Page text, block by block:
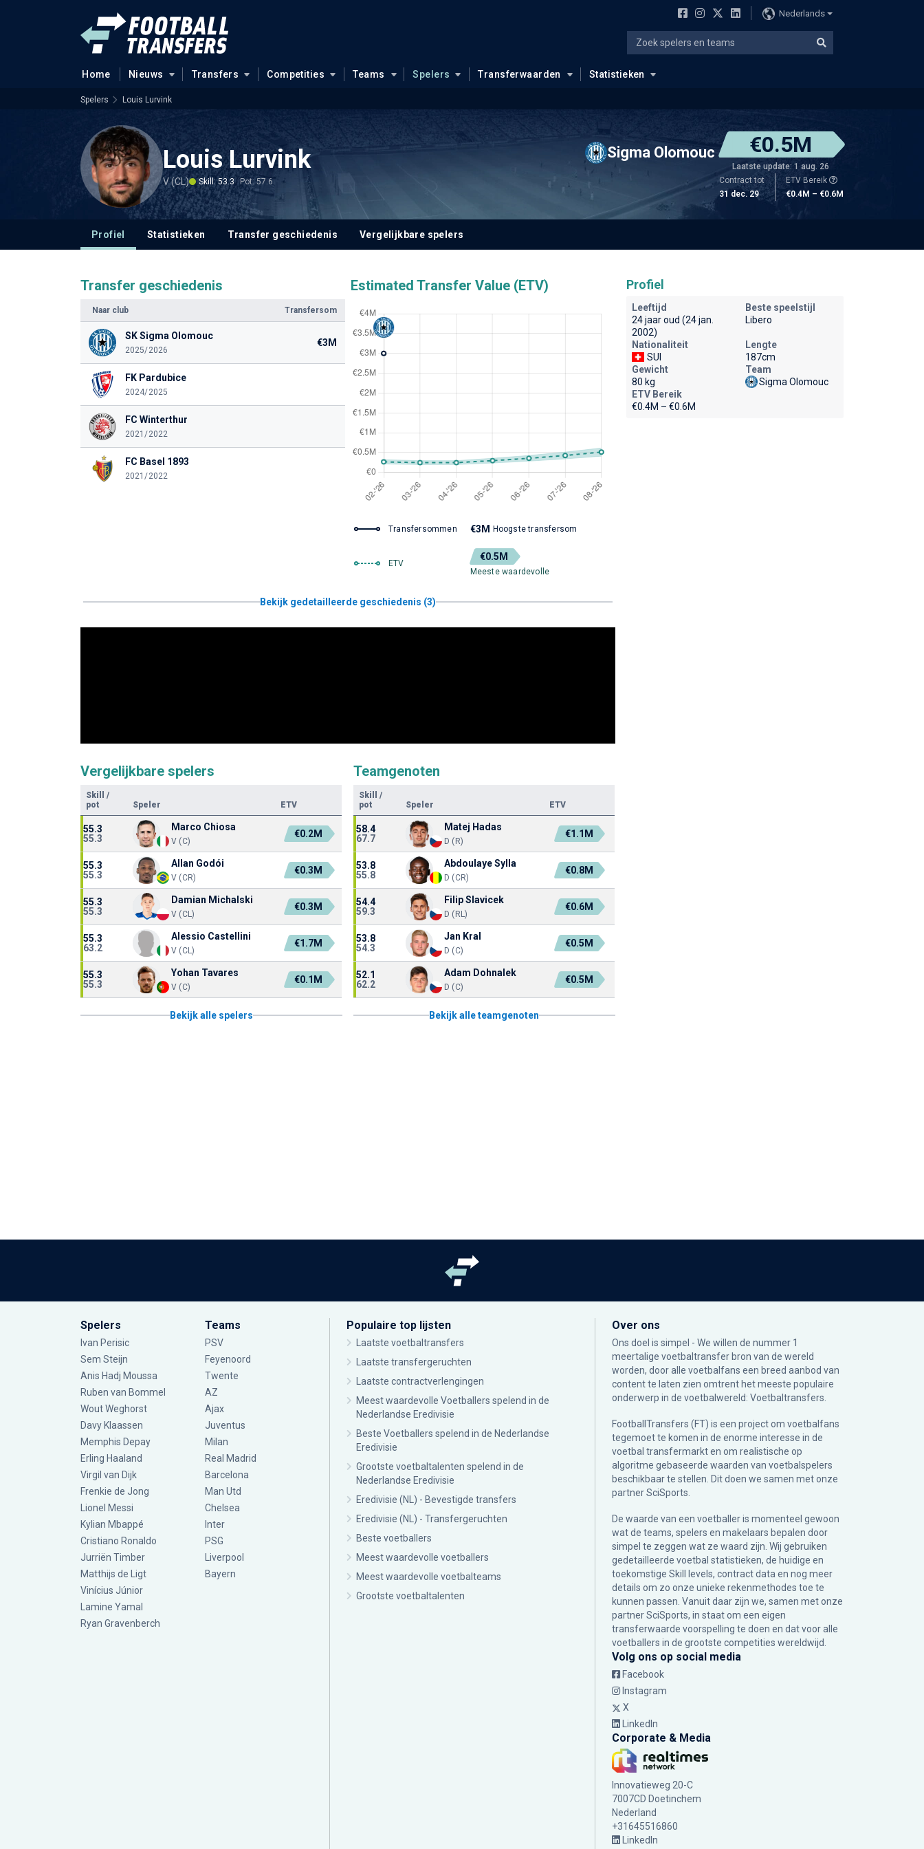
Nederlands
Home Nieuws Transfers Competities Teams Spelers Transferwaarden Statistieken
Spelers Louis Lurvink
Louis Lurvink
V (CL) Skill: 53.3 Pot: 57.6
Sigma Olomouc €0.5M
Laatste update: 1 aug. 26
Contract tot
31 dec. 29
ETV Bereik
€0.4M – €0.6M
Profiel Statistieken Transfer geschiedenis Vergelijkbare spelers
Transfer geschiedenis
Naar club Transfersom
SK Sigma Olomouc
2025/2026
€3M
FK Pardubice
2024/2025
FC Winterthur
2021/2022
FC Basel 1893
2021/2022
Estimated Transfer Value (ETV)
Transfersommen €3M Hoogste transfersom
ETV
€0.5M
Meeste waardevolle
Bekijk gedetailleerde geschiedenis (3)
Vergelijkbare spelers
Skill
/
pot
Speler ETV
55.3
55.3
Marco Chiosa
V (C)
€0.2M
55.3
55.3
Allan Godói
V (CR)
€0.3M
55.3
55.3
Damian Michalski
V (CL)
€0.3M
55.3
63.2
Alessio Castellini
V (CL)
€1.7M
55.3
55.3
Yohan Tavares
V (C)
€0.1M
Bekijk alle spelers
Teamgenoten
Skill
/
pot
Speler ETV
58.4
67.7
Matej Hadas
D (R)
€1.1M
53.8
55.8
Abdoulaye Sylla
D (CR)
€0.8M
54.4
59.3
Filip Slavicek
D (RL)
€0.6M
53.8
54.3
Jan Kral
D (C)
€0.5M
52.1
62.2
Adam Dohnalek
D (C)
€0.5M
Bekijk alle teamgenoten
Profiel
Leeftijd
24 jaar oud (24 jan.
2002)
Beste speelstijl
Libero
Nationaliteit
SUI
Lengte
187cm
Gewicht
80 kg
Team
Sigma Olomouc
ETV Bereik
€0.4M – €0.6M
Spelers
Ivan Perisic
Sem Steijn
Anis Hadj Moussa
Ruben van Bommel
Wout Weghorst
Davy Klaassen
Memphis Depay
Erling Haaland
Virgil van Dijk
Frenkie de Jong
Lionel Messi
Kylian Mbappé
Cristiano Ronaldo
Jurriën Timber
Matthijs de Ligt
Vinícius Júnior
Lamine Yamal
Ryan Gravenberch
Teams
PSV
Feyenoord
Twente
AZ
Ajax
Juventus
Milan
Real Madrid
Barcelona
Man Utd
Chelsea
Inter
PSG
Liverpool
Bayern
Populaire top lijsten
Laatste voetbaltransfers
Laatste transfergeruchten
Laatste contractverlengingen
Meest waardevolle Voetballers spelend in de
Nederlandse Eredivisie
Beste Voetballers spelend in de Nederlandse
Eredivisie
Grootste voetbaltalenten spelend in de
Nederlandse Eredivisie
Eredivisie (NL) - Bevestigde transfers
Eredivisie (NL) - Transfergeruchten
Beste voetballers
Meest waardevolle voetballers
Meest waardevolle voetbalteams
Grootste voetbaltalenten
Over ons
Ons doel is simpel - We willen de nummer 1
meertalige voetbaltransfer bron van de wereld
worden, door alle voetbalfans een breed aanbod van
content te laten zien omtrent het meeste populaire
onderwerp in de voetbalwereld: Voetbaltransfers.
FootballTransfers (FT) is een project om voetbalfans
tegemoet te komen in de enorme interesse in de
voetbal transfermarkt en om realistische op
algoritme gebaseerde waarden van voetbalspelers
beschikbaar te stellen. Dit doen we samen met onze
partnerSciSports
De waarde van een voetballer is momenteel gewoon
wat de teams, spelers en makelaars bepalen door
simpel te zeggen wat ze waard zijn. Wij gebruiken
gedetailleerde voetbal statistieken, de huidige en
toekomstige Skill levels, contract data en nog meer
details om zo onze unieke rekenmethodes toe te
kunnen passen. Vanuit daar zijn we, samen met onze
partner SciSports, in staat om een eigen
transferwaarde voorspelling te doen en dat voor alle
voetballers in de grootste competities wereldwijd.
Volg ons op social media
Facebook
Instagram
X
LinkedIn
Corporate & Media
Innovatieweg 20-C
7007CD Doetinchem
Nederland
+31645516860
LinkedIn